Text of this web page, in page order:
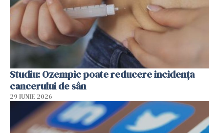
Studiu: Ozempic poate reducere incidența
cancerului de sân
29 IUNIE 2026